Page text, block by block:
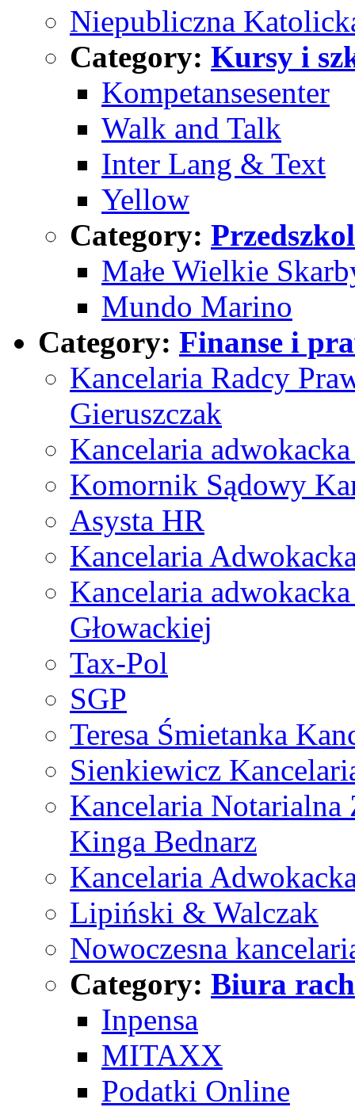
Niepubliczna
Category: Kursy i
Kompetansesenter
Walk and Talk
Inter Lang & Text
Yellow
Category:
Małe Wielkie
Mundo Marino
Category: Finanse i
Kancelaria Radcy
Gieruszczak
Kancelaria
Komornik Sądowy
Asysta HR
Kancelaria
Kancelaria
Głowackiej
Tax-Pol
SGP
Teresa Śmietanka
Sienkiewicz
Kancelaria Notarialna
Kinga Bednarz
Kancelaria
Lipiński & Walczak
Nowoczesna
Category: Biura
Inpensa
MITAXX
Podatki Online